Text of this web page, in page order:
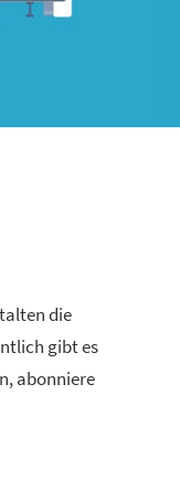
die
gibt es
abonniere